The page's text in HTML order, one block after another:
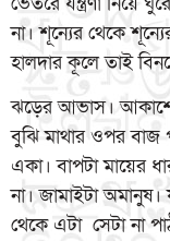
না। শূন্যের থেকে
হালদার কূলে তাই
ঝড়ের আভাস।
বুঝি মাথার ওপর বাজ
একা। বাপটা মায়ের
না। জামাইটা
থেকে এটা সেটা না